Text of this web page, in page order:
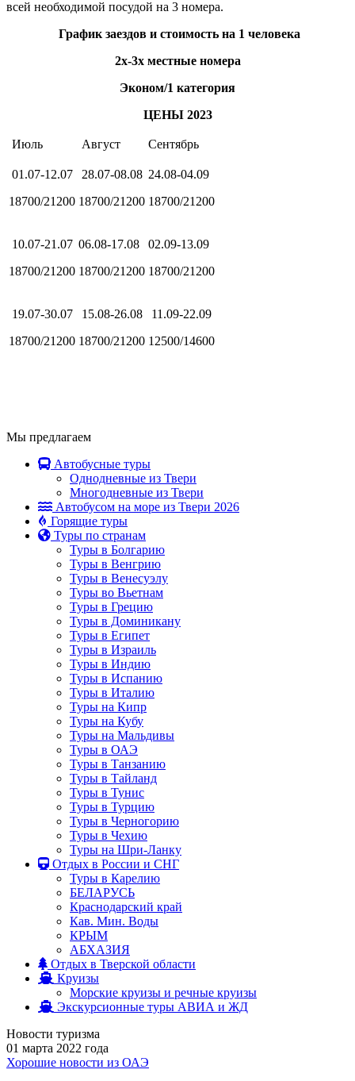
всей необходимой посудой на 3 номера.
График заездов и стоимость на 1 человека
2х-3х местные номера
Эконом/1 категория
ЦЕНЫ 2023
Июль Август Сентябрь
01.07-12.07
18700/21200
28.07-08.08
18700/21200
24.08-04.09
18700/21200
10.07-21.07
18700/21200
06.08-17.08
18700/21200
02.09-13.09
18700/21200
19.07-30.07
18700/21200
15.08-26.08
18700/21200
11.09-22.09
12500/14600
Мы предлагаем
Автобусные туры
Однодневные из Твери
Многодневные из Твери
Автобусом на море из Твери 2026
Горящие туры
Туры по странам
Туры в Болгарию
Туры в Венгрию
Туры в Венесуэлу
Туры во Вьетнам
Туры в Грецию
Туры в Доминикану
Туры в Египет
Туры в Израиль
Туры в Индию
Туры в Испанию
Туры в Италию
Туры на Кипр
Туры на Кубу
Туры на Мальдивы
Туры в ОАЭ
Туры в Танзанию
Туры в Тайланд
Туры в Тунис
Туры в Турцию
Туры в Черногорию
Туры в Чехию
Туры на Шри-Ланку
Отдых в России и СНГ
Туры в Карелию
БЕЛАРУСЬ
Краснодарский край
Кав. Мин. Воды
КРЫМ
АБХАЗИЯ
Отдых в Тверской области
Круизы
Морские круизы и речные круизы
Экскурсионные туры АВИА и ЖД
Новости туризма
01 марта 2022 года
Хорошие новости из ОАЭ